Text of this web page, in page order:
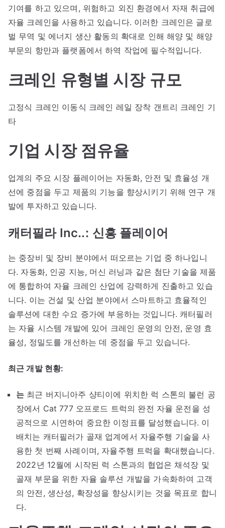
기여를 하고 있으며, 위험하고 외진 환경에서 자재 취급에
자율 크레인을 사용하고 있습니다. 이러한 크레인은 글로
벌 무역 및 에너지 생산 활동의 확대로 인해 해양 및 해양
부문의 항만과 플랫폼에서 하역 작업에 필수적입니다.
크레인 유형별 시장 규모
고정식 크레인 이동식 크레인 레일 장착 갠트리 크레인 기
타
기업 시장 점유율
업계의 주요 시장 플레이어는 자동화, 안전 및 효율성 개
선에 중점을 두고 제품의 기능을 향상시키기 위해 연구 개
발에 투자하고 있습니다.
캐터필라 Inc..: 신흥 플레이어
는 중장비 및 장비 분야에서 떠오르는 기업 중 하나입니
다. 자동화, 인공 지능, 머신 러닝과 같은 첨단 기술을 제품
에 통합하여 자율 크레인 산업에 강력하게 진출하고 있습
니다. 이는 건설 및 산업 분야에서 스마트하고 효율적인
솔루션에 대한 수요 증가에 부응하는 것입니다. 캐터필러
는 자율 시스템 개발에 있어 크레인 운영의 안전, 운영 효
율성, 정밀도를 개선하는 데 중점을 두고 있습니다.
최근 개발 현황:
는 최근 버지니아주 샹티이에 위치한 럭 스톤의 불런 공
장에서 Cat 777 오프로드 트럭의 완전 자율 운전을 성
공적으로 시연하여 중요한 이정표를 달성했습니다. 이
배치는 캐터필러가 골재 업계에서 자율주행 기술을 사
용한 첫 번째 사례이며, 자율주행 트럭을 확대했습니다.
2022년 12월에 시작된 럭 스톤과의 협업은 채석장 및
골재 부문을 위한 자율 솔루션 개발을 가속화하여 고객
의 안전, 생산성, 확장성을 향상시키는 것을 목표로 합니
다.